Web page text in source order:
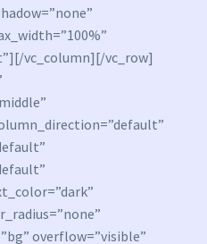
vc_column][/vc_row]
overflow=”visible”